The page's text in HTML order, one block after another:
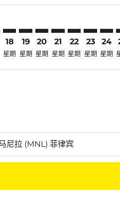
18
星期
19
星期
20
星期
21
星期
22
星期
23
星期
24
星期